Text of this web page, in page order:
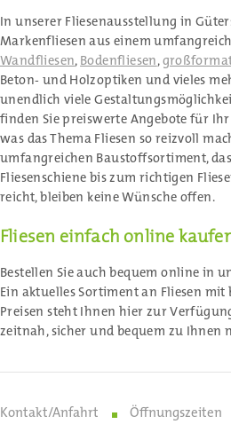
In unserer Fliesenausstellung in
Markenfliesen aus einem
Wandfliesen, Bodenfliesen ,
Beton- und Holzoptiken und vieles
unendlich viele
finden Sie preiswerte Angebote für
was das Thema Fliesen so reizvoll
umfangreichen Baustoffsortiment,
Fliesenschiene bis zum richtigen
reicht, bleiben keine Wünsche offen.
Fliesen einfach online
Bestellen Sie auch bequem online in
Ein aktuelles Sortiment an Fliesen mit
Preisen steht Ihnen hier zur
zeitnah, sicher und bequem zu Ihnen
Kontakt/Anfahrt Öffnungszeiten